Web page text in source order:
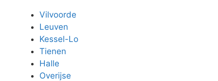
Vilvoorde
Leuven
Kessel-Lo
Tienen
Halle
Overijse